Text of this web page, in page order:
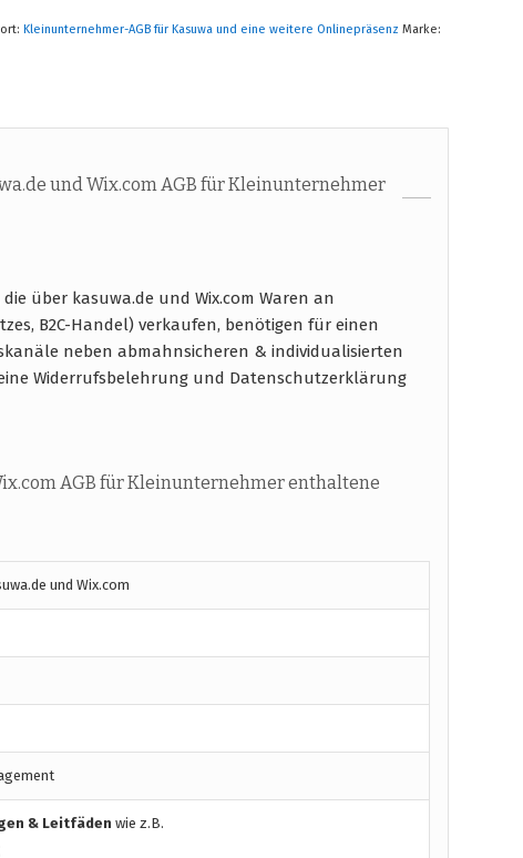
Kleinunternehmer-AGB für Kasuwa und eine weitere Onlinepräsenz Marke:
und Wix.com AGB für Kleinunternehmer
über kasuwa.de und Wix.com Waren an
B2C-Handel) verkaufen, benötigen für einen
neben abmahnsicheren & individualisierten
Widerrufsbelehrung und Datenschutzerklärung
AGB für Kleinunternehmer enthaltene
und Wix.com
& Leitfäden wie z.B.